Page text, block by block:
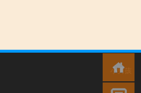
小男孩